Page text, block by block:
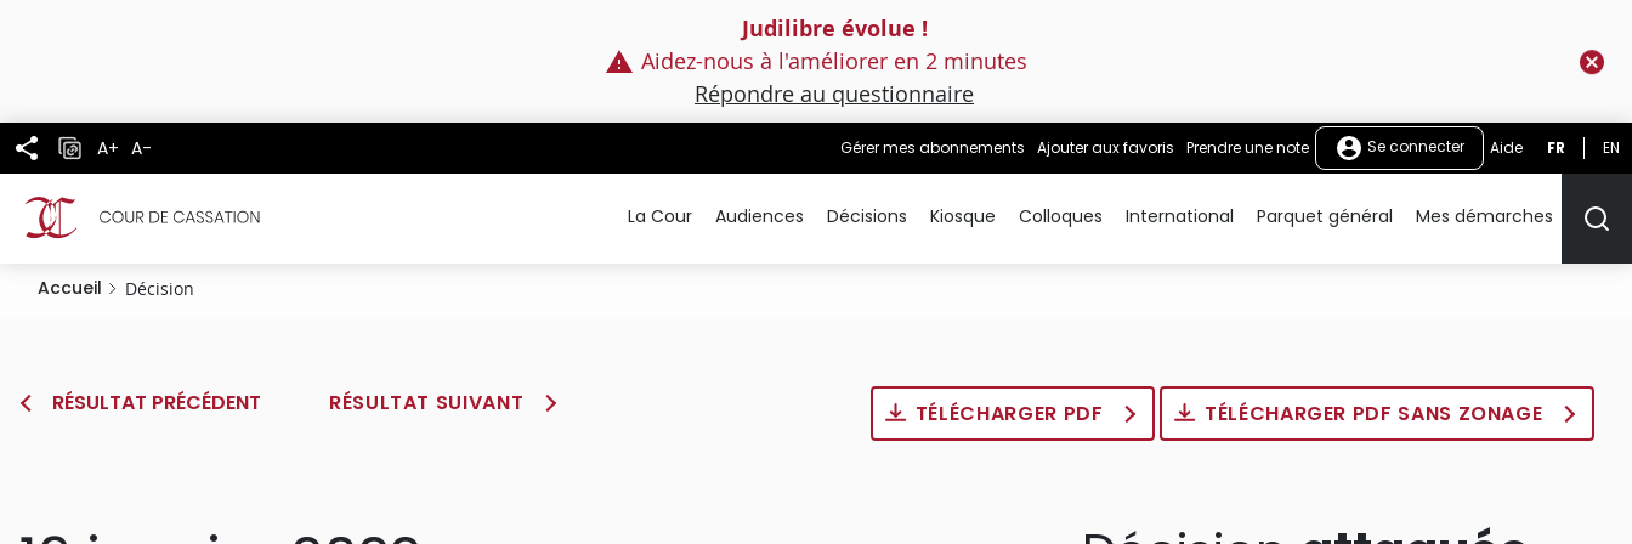
Judilibre évolue !
Aidez-nous à l'améliorer en 2 minutes
Répondre au questionnaire
A+ A- Gérer mes abonnements Ajouter aux favoris Prendre une note Se connecter Aide FR EN
La Cour Audiences Décisions Kiosque Colloques International Parquet général Mes démarches
Accueil Décision
TÉLÉCHARGER PDF TÉLÉCHARGER PDF SANS ZONAGE
RÉSULTAT PRÉCÉDENT RÉSULTAT SUIVANT